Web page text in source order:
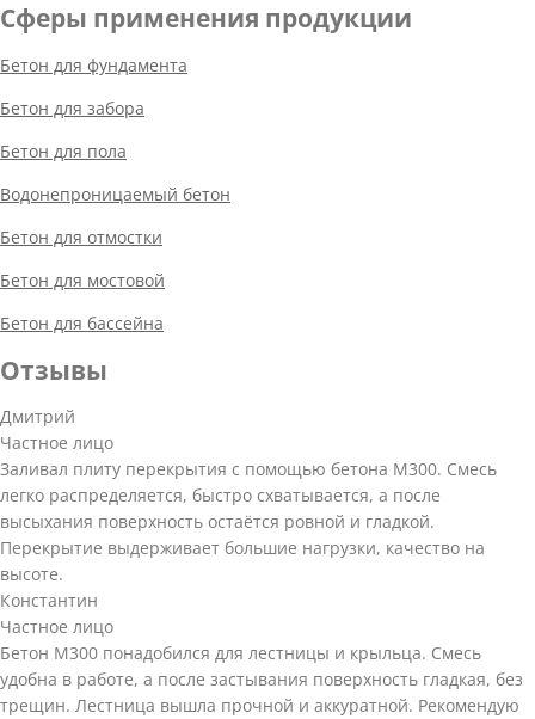
Сферы применения продукции
Бетон для фундамента
Бетон для забора
Бетон для пола
Водонепроницаемый бетон
Бетон для отмостки
Бетон для мостовой
Бетон для бассейна
Отзывы
Дмитрий
Частное лицо
Заливал плиту перекрытия с помощью бетона М300. Смесь
легко распределяется, быстро схватывается, а после
высыхания поверхность остаётся ровной и гладкой.
Перекрытие выдерживает большие нагрузки, качество на
высоте.
Константин
Частное лицо
Бетон М300 понадобился для лестницы и крыльца. Смесь
удобна в работе, а после застывания поверхность гладкая, без
трещин. Лестница вышла прочной и аккуратной. Рекомендую